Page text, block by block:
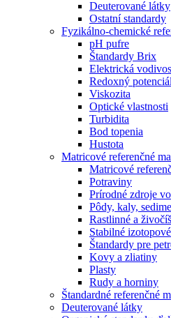
Deuterované látky
Ostatní standardy
Fyzikálno-chemické
pH pufre
Štandardy Brix
Elektrická
Redoxný potenciál
Viskozita
Optické vlastnosti
Turbidita
Bod topenia
Hustota
Matricové referenčné
Matricové
Potraviny
Prírodné zdroje
Pôdy, kaly,
Rastlinné a
Stabilné
Štandardy pre
Kovy a zliatiny
Plasty
Rudy a horniny
Štandardné referenčné
Deuterované látky